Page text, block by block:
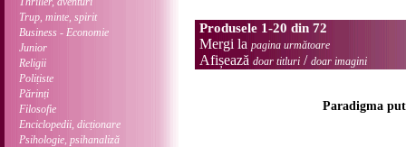
Trup, minte, spirit
Business - Economie
Junior
Religii
Polițiste
Părinți
Filosofie
Enciclopedii, dicționare
Psihologie, psihanaliză
Produsele 1-20 din 72
Mergi la pagina următoare
Afișează doar titluri / doar imagini
Paradigma